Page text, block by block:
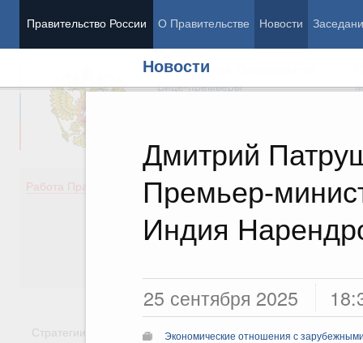
Правительство России О Правительстве Новости
Новости
Дмитрий
Премьер-
Индия
25 сентября 2025
Экономические отношения с
Председатель Правительства
Вице-премьеры
Работа Правительства
Демография
Здоровье
Образование
Культура
Стратегии Государственные программы